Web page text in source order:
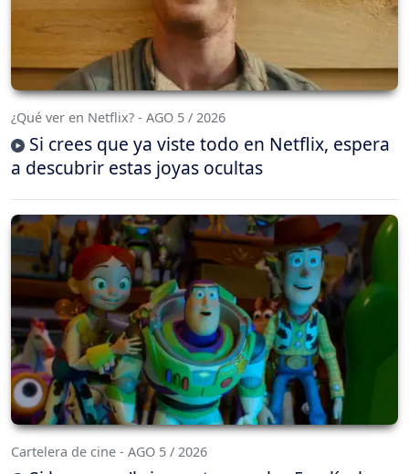
¿Qué ver en Netflix? - AGO 5 / 2026
Si crees que ya viste todo en Netflix, espera
a descubrir estas joyas ocultas
Cartelera de cine - AGO 5 / 2026